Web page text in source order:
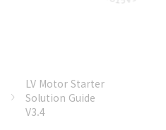
LV Motor Starter
Solution Guide
V3.4